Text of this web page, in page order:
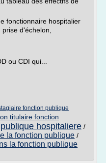
fonctionnaire hospitalier
d'échelon,
ou CDI qui...
fonction publique
titulaire fonction
hospitaliere /
la fonction publique /
la fonction publique